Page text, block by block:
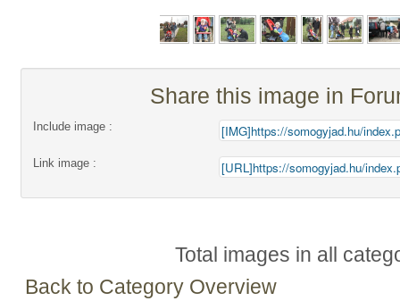
Share this image in
Include image :
Link image :
Total images in all
Back to Category Overview